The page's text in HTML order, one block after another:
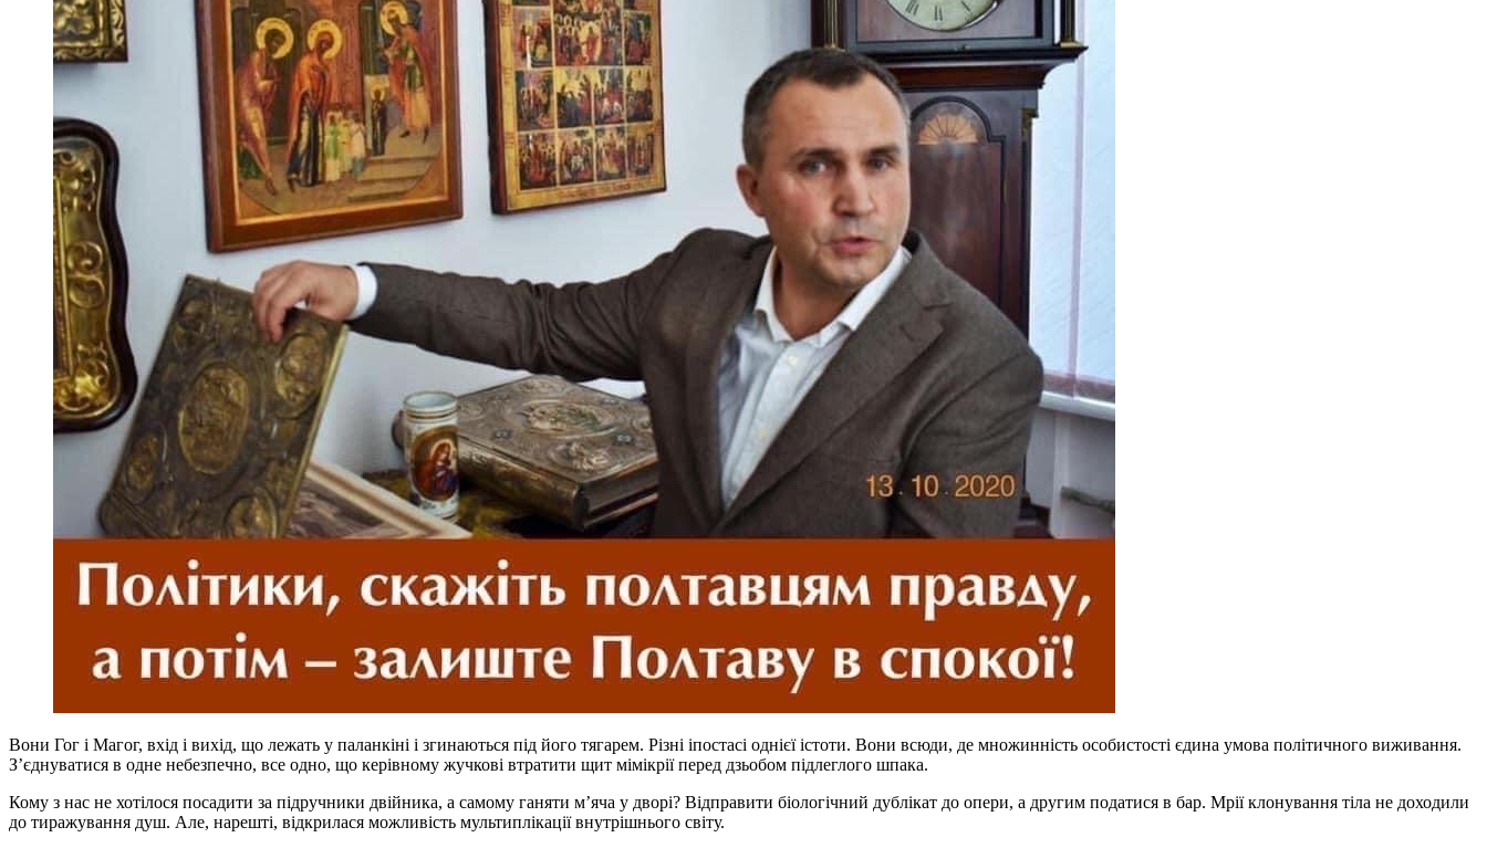
Вони Гог і Магог, вхід і вихід, що лежать у паланкіні і згинаються під його тягарем. Різні іпостасі однієї істоти. Вони всюди, де множинність особистості єдина умова політичного виживання.
З’єднуватися в одне небезпечно, все одно, що керівному жучкові втратити щит мімікрії перед дзьобом підлеглого шпака.
Кому з нас не хотілося посадити за підручники двійника, а самому ганяти м’яча у дворі? Відправити біологічний дублікат до опери, а другим податися в бар. Мрії клонування тіла не доходили
до тиражування душ. Але, нарешті, відкрилася можливість мультиплікації внутрішнього світу.